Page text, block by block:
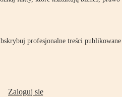
profesjonalne treści publikowane
Zaloguj się